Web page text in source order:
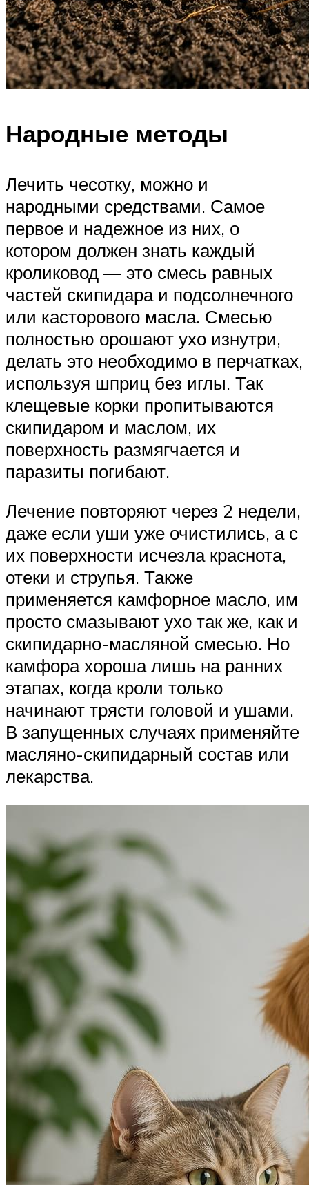
Народные методы
Лечить чесотку, можно и
народными средствами. Самое
первое и надежное из них, о
котором должен знать каждый
кроликовод — это смесь равных
частей скипидара и подсолнечного
или касторового масла. Смесью
полностью орошают ухо изнутри,
делать это необходимо в перчатках,
используя шприц без иглы. Так
клещевые корки пропитываются
скипидаром и маслом, их
поверхность размягчается и
паразиты погибают.
Лечение повторяют через 2 недели,
даже если уши уже очистились, а с
их поверхности исчезла краснота,
отеки и струпья. Также
применяется камфорное масло, им
просто смазывают ухо так же, как и
скипидарно-масляной смесью. Но
камфора хороша лишь на ранних
этапах, когда кроли только
начинают трясти головой и ушами.
В запущенных случаях применяйте
масляно-скипидарный состав или
лекарства.